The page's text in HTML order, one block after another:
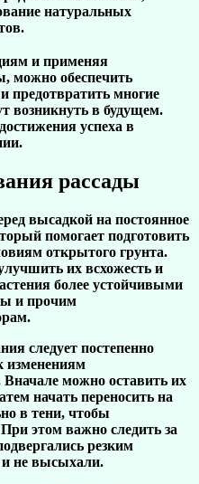
натуральных
и применяя
можно обеспечить
предотвратить многие
возникнуть в будущем.
успеха в
рассады
высадкой на постоянное
помогает подготовить
открытого грунта.
их всхожесть и
более устойчивыми
и прочим
следует постепенно
изменениям
можно оставить их
начать переносить на
в тени, чтобы
этом важно следить за
резким
и не высыхали.